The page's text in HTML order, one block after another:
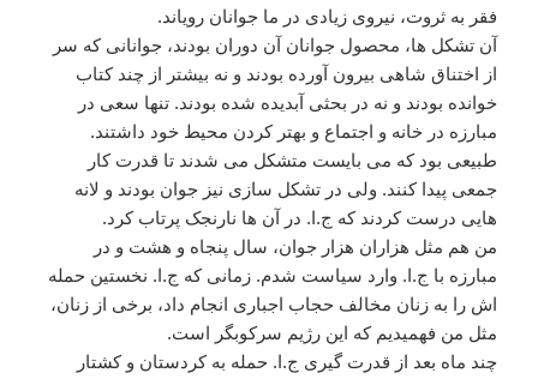
فقر به ثروت، نیروی زیادی در ما جوانان رویاند.
آن تشکل ها، محصول جوانان آن دوران بودند، جوانانی که سر
از اختناق شاهی بیرون آورده بودند و نه بیشتر از چند کتاب
خوانده بودند و نه در بحثی آبدیده شده بودند. تنها سعی در
مبارزه در خانه و اجتماع و بهتر کردن محیط خود داشتند.
طبیعی بود که می بایست متشکل می شدند تا قدرت کار
جمعی پیدا کنند. ولی در تشکل سازی نیز جوان بودند و لانه
هایی درست کردند که ج.ا. در آن ها نارنجک پرتاب کرد.
من هم مثل هزاران هزار جوان، سال پنجاه و هشت و در
مبارزه با ج.ا. وارد سیاست شدم. زمانی که ج.ا. نخستین حمله
اش را به زنان مخالف حجاب اجباری انجام داد، برخی از زنان،
مثل من فهمیدیم که این رژیم سرکوبگر است.
چند ماه بعد از قدرت گیری ج.ا. حمله به کردستان و کشتار